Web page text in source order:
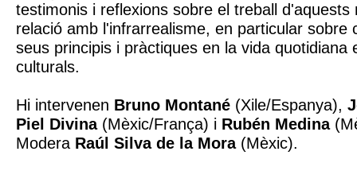
testimonis i reflexions sobre el treball d'aquests
relació amb l'infrarrealisme, en particular sobre
seus principis i pràctiques en la vida quotidiana
culturals.
Hi intervenen Bruno Montané (Xile/Espanya),
Piel Divina(Mèxic/França) i Rubén Medina
Modera Raúl Silva de la Mora(Mèxic).